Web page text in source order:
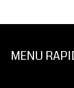
MENU